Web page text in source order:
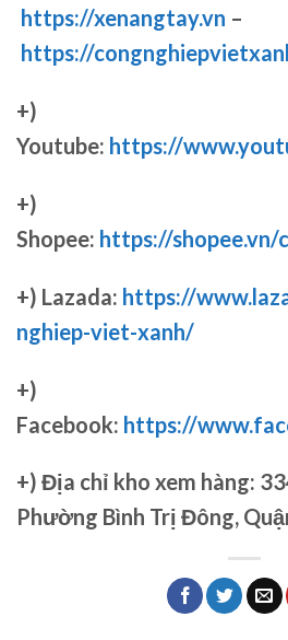
https://xenangtay.vn –
https://
+)
Youtube: https://
+)
Shopee: https://shopee.vn/
+) Lazada: https://
nghiep-viet-xanh/
+)
Facebook: https://
+) Địa chỉ kho xem hàng:
Phường Bình Trị Đông,